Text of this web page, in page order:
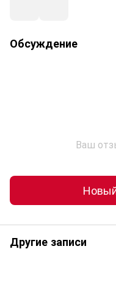
Обсуждение
Ваш
Другие записи